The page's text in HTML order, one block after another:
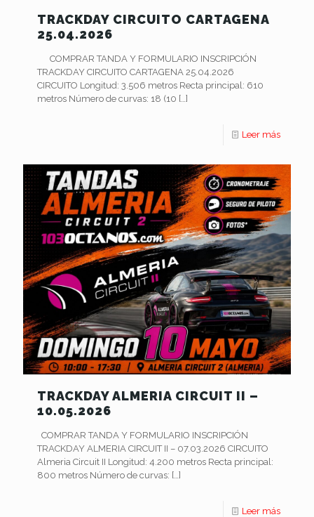
TRACKDAY CIRCUITO CARTAGENA
25.04.2026
COMPRAR TANDA Y FORMULARIO INSCRIPCIÓN
TRACKDAY CIRCUITO CARTAGENA 25.04.2026
CIRCUITO Longitud: 3.506 metros Recta principal: 610
metros Número de curvas: 18 (10 […]
Leer más
TRACKDAY ALMERIA CIRCUIT II –
10.05.2026
COMPRAR TANDA Y FORMULARIO INSCRIPCIÓN
TRACKDAY ALMERIA CIRCUIT II – 07.03.2026 CIRCUITO
Almeria Circuit II Longitud: 4.200 metros Recta principal:
800 metros Número de curvas: […]
Leer más